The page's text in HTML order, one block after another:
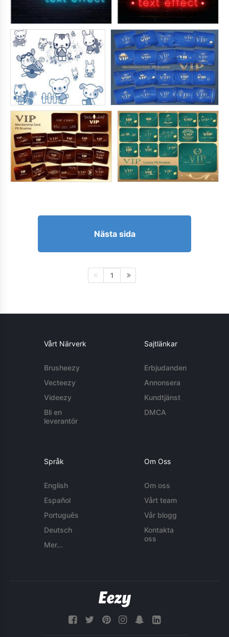
Nästa sida
1
Vårt Närverk
Brusheezy
Vecteezy
Videezy
Bli en
leverantör
Sajtlänkar
Erbjudanden
Annonsera
Kundtjänst
DMCA
Språk
English
Español
Português
Deutsch
Mer...
Om Oss
Om oss
Vårt team
Vår blogg
Kontakta
oss